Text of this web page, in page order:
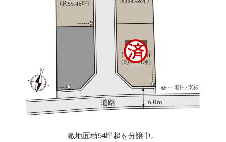
敷地面積54坪超を分譲中。